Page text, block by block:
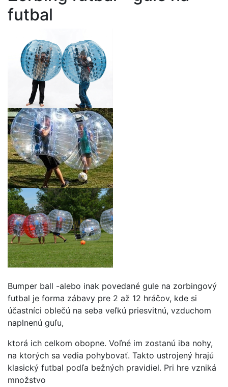
futbal
Bumper ball -alebo inak povedané gule na zorbingový
futbal je forma zábavy pre 2 až 12 hráčov, kde si
účastníci oblečú na seba veľkú priesvitnú, vzduchom
naplnenú guľu,
ktorá ich celkom obopne. Voľné im zostanú iba nohy,
na ktorých sa vedia pohybovať. Takto ustrojený hrajú
klasický futbal podľa bežných pravidiel. Pri hre vzniká
množstvo